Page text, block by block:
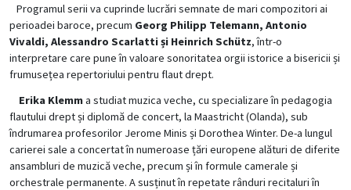
Programul serii va cuprinde lucrări semnate de mari compozitori ai
perioadei baroce, precum Georg Philipp Telemann, Antonio
Vivaldi, Alessandro Scarlatti și Heinrich Schütz, într-o
interpretare care pune în valoare sonoritatea orgii istorice a bisericii și
frumusețea repertoriului pentru flaut drept.
Erika Klemma studiat muzica veche, cu specializare în pedagogia
flautului drept și diplomă de concert, la Maastricht (Olanda), sub
îndrumarea profesorilor Jerome Minis și Dorothea Winter. De-a lungul
carierei sale a concertat în numeroase țări europene alături de diferite
ansambluri de muzică veche, precum și în formule camerale și
orchestrale permanente. A susținut în repetate rânduri recitaluri în